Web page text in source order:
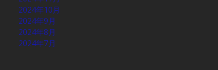
2024年10月
2024年9月
2024年8月
2024年7月